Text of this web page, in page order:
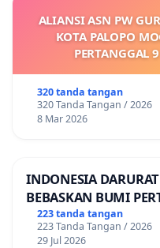
ALIANSI ASN PW
KOTA PALOPO
PERTANGGAL
KEJELASAN
320 tanda tangan
320 Tanda Tangan / 2026
8 Mar 2026
INDONESIA
BEBASKAN BUMI
PINJAMAN ONLINE!
223 tanda tangan
223 Tanda Tangan / 2026
29 Jul 2026